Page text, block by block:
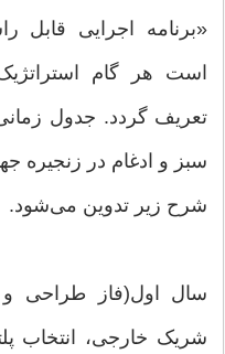
«برنامه اجرایی قابل
است هر گام
تعریف گردد. جدول
شرح زیر تدوین می‌شود.
شریک خارجی، انتخاب